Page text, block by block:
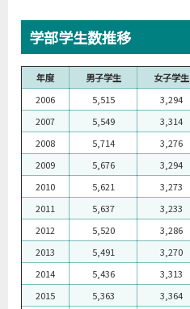
学部学生数推移
年度 男子学生 女子学生
2006
5,515 3,294
2007
5,549 3,314
2008
5,714 3,276
2009
5,676 3,294
2010
5,621 3,273
2011
5,637 3,233
2012
5,520 3,286
2013
5,491 3,270
2014
5,436 3,313
2015
5,363 3,364